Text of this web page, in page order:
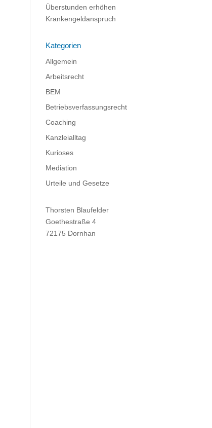
Überstunden erhöhen
Krankengeldanspruch
Kategorien
Allgemein
Arbeitsrecht
BEM
Betriebsverfassungsrecht
Coaching
Kanzleialltag
Kurioses
Mediation
Urteile und Gesetze
Thorsten Blaufelder
Goethestraße 4
72175 Dornhan